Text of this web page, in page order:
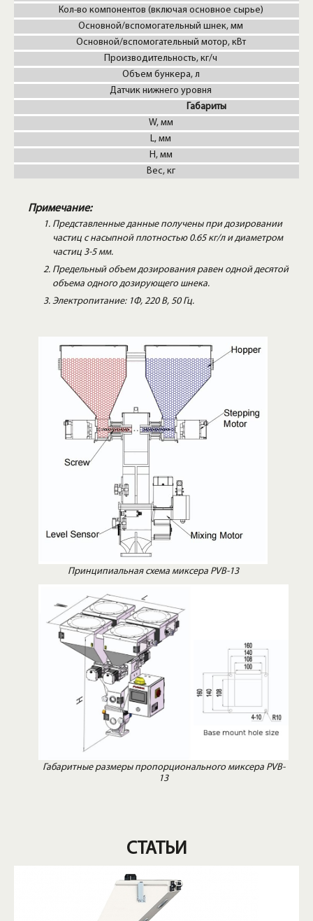
Кол-во компонентов (включая основное сырье)
Основной/вспомогательный шнек, мм
Основной/вспомогательный мотор, кВт
Производительность, кг/ч
Объем бункера, л
Датчик нижнего уровня
Габариты
W, мм
L, мм
H, мм
Вес, кг
Примечание:
Представленные данные получены при дозировании
частиц с насыпной плотностью 0.65 кг/л и диаметром
частиц 3-5 мм.
Предельный объем дозирования равен одной десятой
объема одного дозирующего шнека.
Электропитание: 1Ф, 220 В, 50 Гц.
Принципиальная схема миксера PVB-13
Габаритные размеры пропорционального миксера PVB-
13
СТАТЬИ